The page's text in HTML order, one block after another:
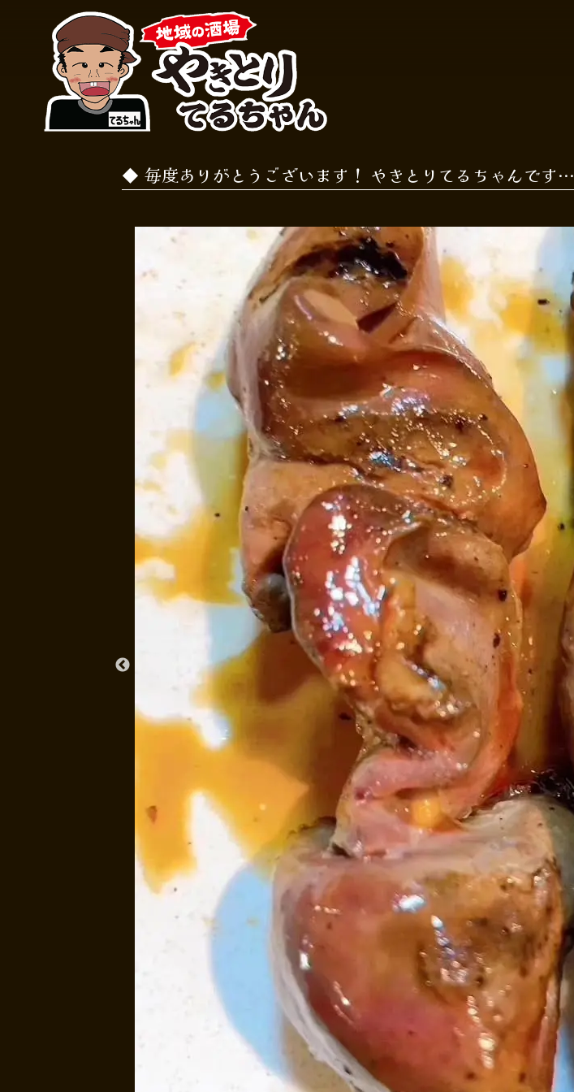
毎度ありがとうございます！ やきとりてるちゃんです…